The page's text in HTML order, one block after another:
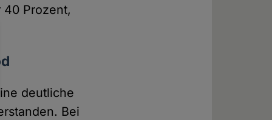
Prozent,
deutliche
Bei